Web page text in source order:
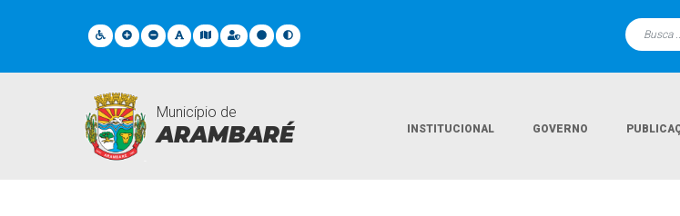
Município de
ARAMBARÉ INSTITUCIONAL GOVERNO
Legislações